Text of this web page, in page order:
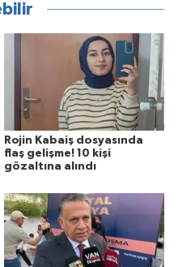
Rojin Kabaiş dosyasında
flaş gelişme! 10 kişi
gözaltına alındı